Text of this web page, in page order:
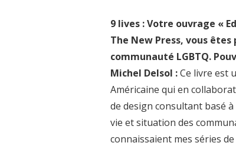
9 lives : Votre ouvrage «
The New Press, vous
communauté LGBTQ.
Michel Delsol :Ce livre est
Américaine qui en
de design consultant basé
vie et situation des
connaissaient mes séries